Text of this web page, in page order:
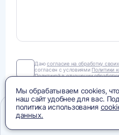
Даю
согласие
на
обработку
своих
персональных
данных.
Даюсогласие на обработку
согласен с условиями Политики
Политикой в отношении
ПРИМЕНИТЬ
ЗАКРЫТЬ
ЗАКРЫТЬ
ЗАКРЫТЬ
Мы обрабатываем cookies,
наш сайт удобнее для вас.
политика использования
данных.